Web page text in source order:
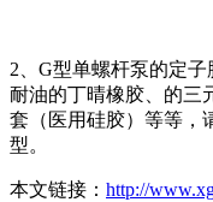
2、G型单螺杆泵的定子
耐油的丁晴橡胶、的三
套（医用硅胶）等等，
型。
本文链接： http://